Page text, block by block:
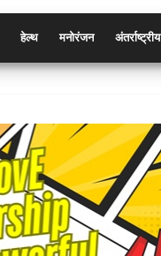
हेल्थ मनोरंजन अंतर्राष्ट्रीय